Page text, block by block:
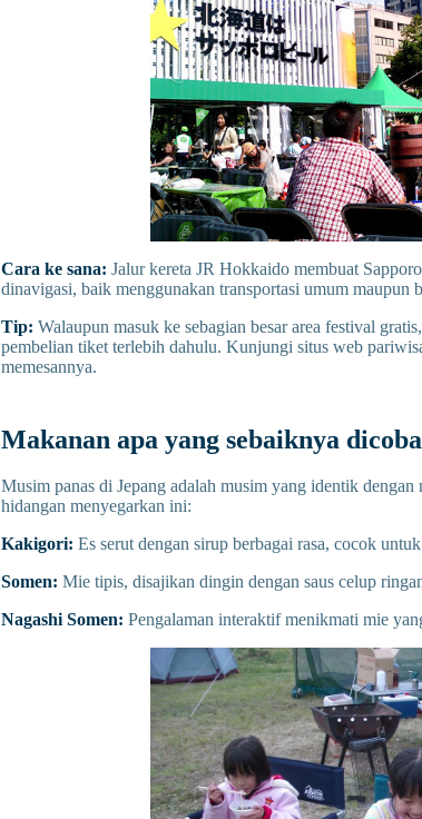
Cara ke sana: Jalur kereta JR Hokkaido membuat
dinavigasi, baik menggunakan transportasi umum maupun
Tip: Walaupun masuk ke sebagian besar area festival
pembelian tiket terlebih dahulu. Kunjungi situs web
memesannya.
Makanan apa yang sebaiknya
Musim panas di Jepang adalah musim yang identik
hidangan menyegarkan ini:
Kakigori: Es serut dengan sirup berbagai rasa, cocok
Somen: Mie tipis, disajikan dingin dengan saus celup
Nagashi Somen: Pengalaman interaktif menikmati mie